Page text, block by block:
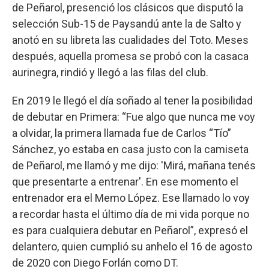
de Peñarol, presenció los clásicos que disputó la
selección Sub-15 de Paysandú ante la de Salto y
anotó en su libreta las cualidades del Toto. Meses
después, aquella promesa se probó con la casaca
aurinegra, rindió y llegó a las filas del club.
En 2019 le llegó el día soñado al tener la posibilidad
de debutar en Primera: “Fue algo que nunca me voy
a olvidar, la primera llamada fue de Carlos “Tío”
Sánchez, yo estaba en casa justo con la camiseta
de Peñarol, me llamó y me dijo: 'Mirá, mañana tenés
que presentarte a entrenar'. En ese momento el
entrenador era el Memo López. Ese llamado lo voy
a recordar hasta el último día de mi vida porque no
es para cualquiera debutar en Peñarol”, expresó el
delantero, quien cumplió su anhelo el 16 de agosto
de 2020 con Diego Forlán como DT.